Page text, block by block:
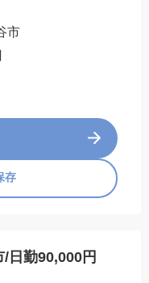
市
存
/日勤90,000円